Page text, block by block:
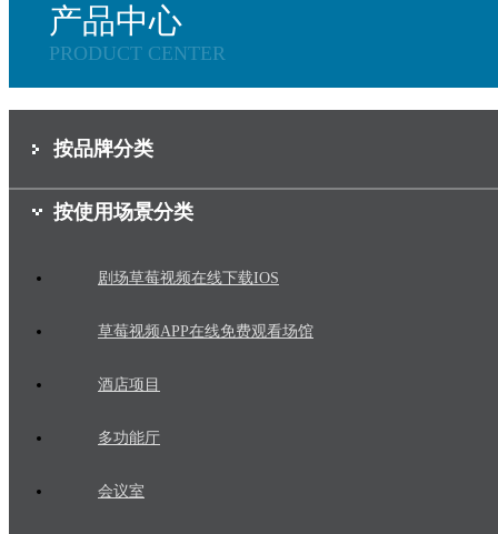
产品中心
PRODUCT CENTER
按品牌分类
按使用场景分类
剧场草莓视频在线下载IOS
草莓视频APP在线免费观看场馆
酒店项目
多功能厅
会议室